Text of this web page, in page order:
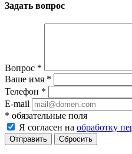
Задать вопрос
Вопрос *
Ваше имя *
Телефон *
E-mail
* обязательные поля
Я согласен на обработку
Отправить Сбросить